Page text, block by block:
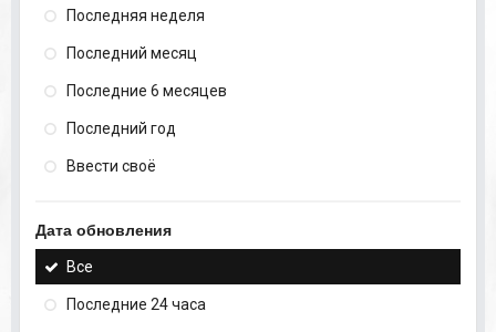
Последняя неделя
Последний месяц
Последние 6 месяцев
Последний год
Ввести своё
Дата обновления
Все
Последние 24 часа